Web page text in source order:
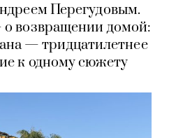
Перегудовым.
возвращении домой:
— тридцатилетнее
к одному сюжету